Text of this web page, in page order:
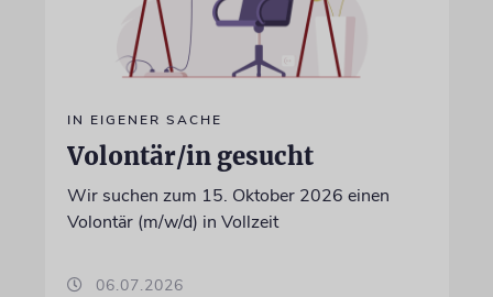
IN EIGENER SACHE
Volontär/in gesucht
Wir suchen zum 15. Oktober 2026 einen
Volontär (m/w/d) in Vollzeit
06.07.2026